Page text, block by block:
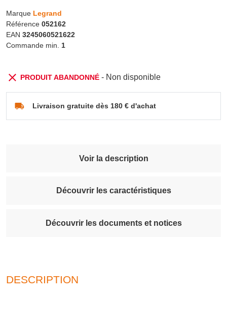
Marque Legrand
Référence 052162
EAN 3245060521622
Commande min. 1
PRODUIT ABANDONNÉ- Non disponible
Livraison gratuite dès 180 € d'achat
Voir la description
Découvrir les caractéristiques
Découvrir les documents et notices
DESCRIPTION